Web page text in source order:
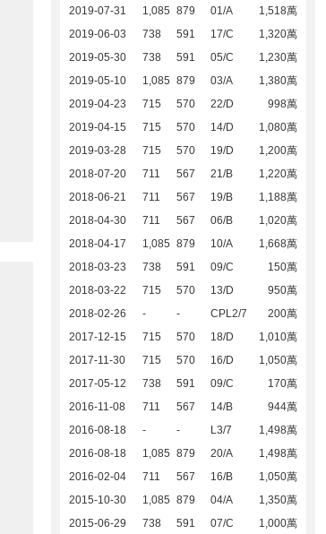
2019-07-31
1,085 879 01/A
1,518萬
2019-06-03
738 591 17/C
1,320萬
2019-05-30
738 591 05/C
1,230萬
2019-05-10
1,085 879 03/A
1,380萬
2019-04-23
715 570 22/D
998萬
2019-04-15
715 570 14/D
1,080萬
2019-03-28
715 570 19/D
1,200萬
2018-07-20
711 567 21/B
1,220萬
2018-06-21
711 567 19/B
1,188萬
2018-04-30
711 567 06/B
1,020萬
2018-04-17
1,085 879 10/A
1,668萬
2018-03-23
738 591 09/C
150萬
2018-03-22
715 570 13/D
950萬
2018-02-26
- - CPL2/7
200萬
2017-12-15
715 570 18/D
1,010萬
2017-11-30
715 570 16/D
1,050萬
2017-05-12
738 591 09/C
170萬
2016-11-08
711 567 14/B
944萬
2016-08-18
- - L3/7
1,498萬
2016-08-18
1,085 879 20/A
1,498萬
2016-02-04
711 567 16/B
1,050萬
2015-10-30
1,085 879 04/A
1,350萬
2015-06-29
738 591 07/C
1,000萬